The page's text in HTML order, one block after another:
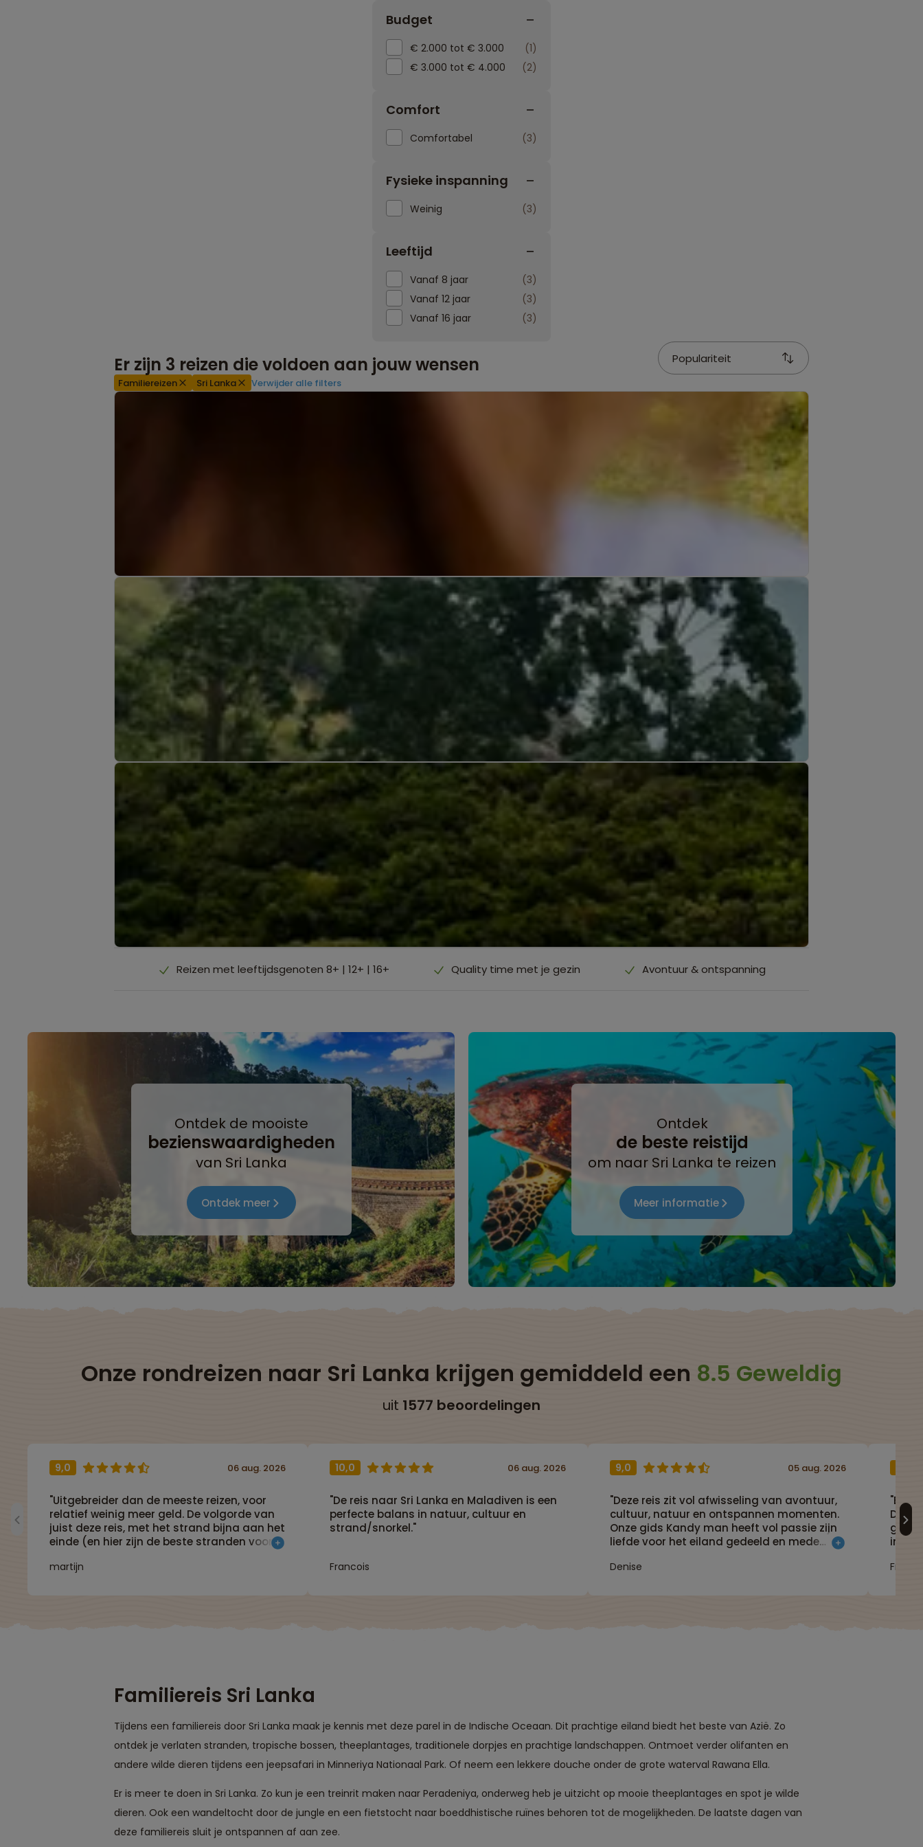
Budget
€ 2.000 tot € 3.000
1
€ 3.000 tot € 4.000
2
Comfort
Comfortabel 3
Fysieke inspanning
Weinig 3
Leeftijd
Vanaf 8 jaar
3
Vanaf 12 jaar
3
Vanaf 16 jaar
3
Er zijn 3 reizen die voldoen aan jouw wensen Populariteit
Familiereizen Sri Lanka Verwijder alle filters
Reizen met leeftijdsgenoten 8+ | 12+ | 16+ Quality time met je gezin Avontuur & ontspanning
Ontdek de mooiste
bezienswaardigheden
van Sri Lanka
Ontdek meer
Ontdek
de beste reistijd
om naar Sri Lanka te reizen
Meer informatie
Onze rondreizen naar Sri Lanka krijgen gemiddeld een 8.5 Geweldig
uit 1577 beoordelingen
9,0
"Uitgebreider dan de meeste reizen, voor
relatief weinig meer geld. De volgorde van
juist deze reis, met het strand bijna aan het
einde (en hier zijn de beste stranden voor
om alle indrukken te absorberen"
martijn
06 aug. 2026 10,0
"De reis naar Sri Lanka en Maladiven is een
perfecte balans in natuur, cultuur en
strand/snorkel."
Francois
06 aug. 2026 9,0
"Deze reis zit vol afwisseling van avontuur,
cultuur, natuur en ontspannen momenten.
Onze gids Kandy man heeft vol passie zijn
liefde voor het eiland gedeeld en mede
ook een fantastische reis! Ik hoop volop
Denise
05 aug. 2026
"Een
De
goed
veel
Franca
Familiereis Sri Lanka
Tijdens een familiereis door Sri Lanka maak je kennis met deze parel in de Indische Oceaan. Dit prachtige eiland biedt het beste van Azië. Zo
ontdek je verlaten stranden, tropische bossen, theeplantages, traditionele dorpjes en prachtige landschappen. Ontmoet verder olifanten en
andere wilde dieren tijdens een jeepsafari in Minneriya Nationaal Park. Of neem een lekkere douche onder de grote waterval Rawana Ella.
Er is meer te doen in Sri Lanka. Zo kun je een treinrit maken naar Peradeniya, onderweg heb je uitzicht op mooie theeplantages en spot je wilde
dieren. Ook een wandeltocht door de jungle en een fietstocht naar boeddhistische ruïnes behoren tot de mogelijkheden. De laatste dagen van
deze familiereis sluit je ontspannen af aan zee.